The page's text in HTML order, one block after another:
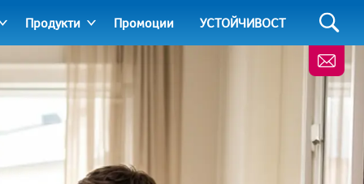
Продукти Промоции УСТОЙЧИВОСТ